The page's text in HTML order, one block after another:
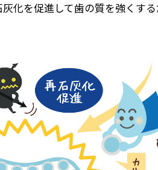
化を促進して歯の質を強くす